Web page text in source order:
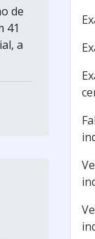
de
41
a